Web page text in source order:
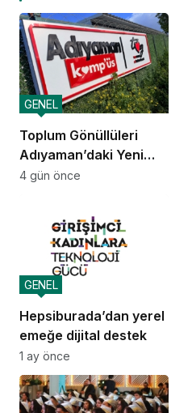
Toplum Gönüllüleri
Adıyaman’daki Yeni
Kamp’üs’te yılda 2.000
GENEL
4 gün önce
Hepsiburada’dan yerel
emeğe dijital destek
GENEL
1 ay önce